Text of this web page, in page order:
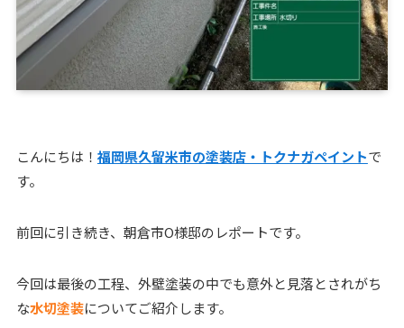
こんにちは！ 福岡県久留米市の塗装店・トクナガペイントで
す。
前回に引き続き、朝倉市O様邸のレポートです。
今回は最後の工程、外壁塗装の中でも意外と見落とされがち
な水切塗装についてご紹介します。